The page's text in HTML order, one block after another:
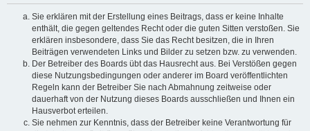
Sie erklären mit der Erstellung eines Beitrags, dass er keine Inhalte
enthält, die gegen geltendes Recht oder die guten Sitten verstoßen. Sie
erklären insbesondere, dass Sie das Recht besitzen, die in Ihren
Beiträgen verwendeten Links und Bilder zu setzen bzw. zu verwenden.
Der Betreiber des Boards übt das Hausrecht aus. Bei Verstößen gegen
diese Nutzungsbedingungen oder anderer im Board veröffentlichten
Regeln kann der Betreiber Sie nach Abmahnung zeitweise oder
dauerhaft von der Nutzung dieses Boards ausschließen und Ihnen ein
Hausverbot erteilen.
Sie nehmen zur Kenntnis, dass der Betreiber keine Verantwortung für